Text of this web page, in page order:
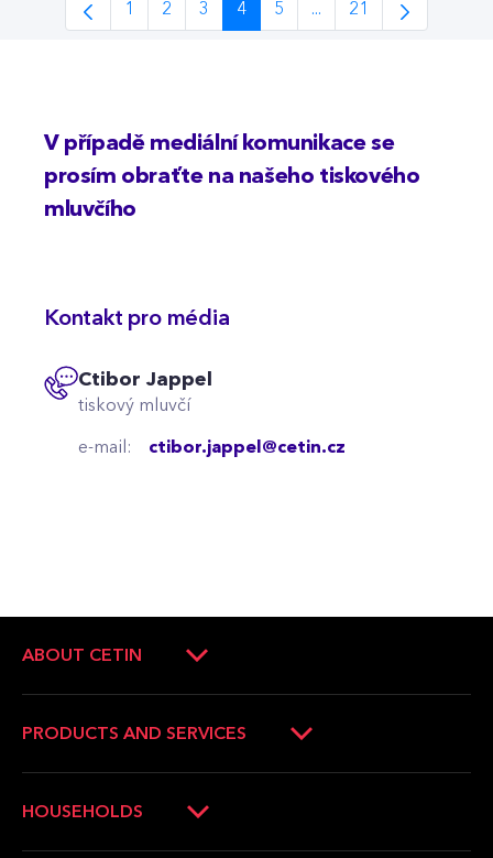
Page
1
Page
2
Page
3
Page
4
Page
5 ...
Intermediate Pages
Page
21
V případě mediální komunikace se
prosím obraťte na našeho tiskového
mluvčího
Kontakt pro média
Ctibor Jappel
tiskový mluvčí
e-mail: ctibor.jappel@cetin.cz
ABOUT CETIN
PRODUCTS AND SERVICES
HOUSEHOLDS